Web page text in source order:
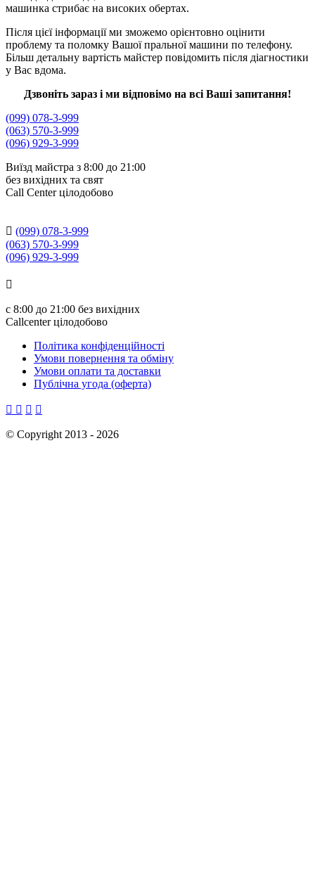
машинка стрибає на високих обертах.
Після цієї інформації ми зможемо орієнтовно оцінити
проблему та поломку Вашої пральної машини по телефону.
Більш детальну вартість майстер повідомить після діагностики
у Вас вдома.
Дзвоніть зараз і ми відповімо на всі Ваші запитання!
(099) 078-3-999
(063) 570-3-999
(096) 929-3-999
Виїзд майстра з 8:00 до 21:00
без вихідних та свят
Сall Сenter цілодобово
 (099) 078-3-999
(063) 570-3-999
(096) 929-3-999

с 8:00 до 21:00 без вихідних
Callcenter цілодобово
Політика конфіденційності
Умови повернення та обміну
Умови оплати та доставки
Публічна угода (оферта)
   
© Copyright 2013 - 2026